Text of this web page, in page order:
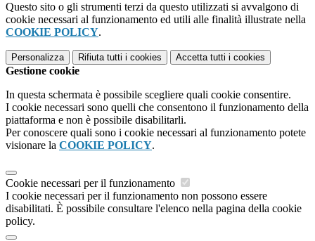
Questo sito o gli strumenti terzi da questo utilizzati si avvalgono di
cookie necessari al funzionamento ed utili alle finalità illustrate nella
COOKIE POLICY.
Personalizza Rifiuta tutti i cookies Accetta tutti i cookies
Gestione cookie
In questa schermata è possibile scegliere quali cookie consentire.
I cookie necessari sono quelli che consentono il funzionamento della
piattaforma e non è possibile disabilitarli.
Per conoscere quali sono i cookie necessari al funzionamento potete
visionare la COOKIE POLICY.
Cookie necessari per il funzionamento
I cookie necessari per il funzionamento non possono essere
disabilitati. È possibile consultare l'elenco nella pagina della cookie
policy.